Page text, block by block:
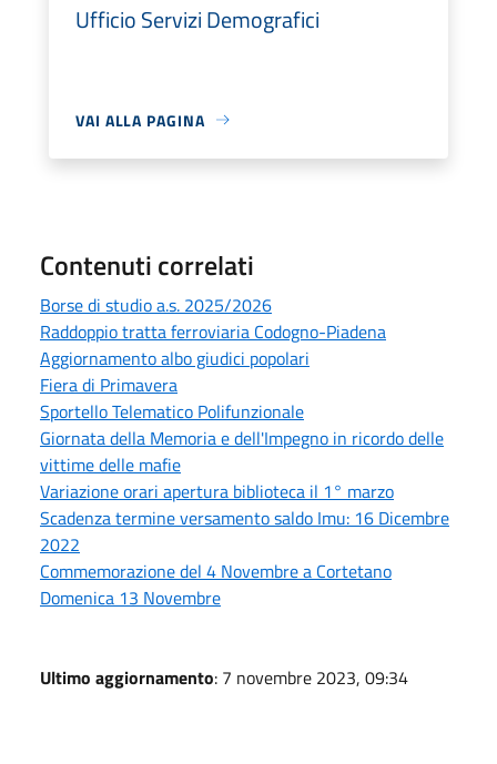
Ufficio Servizi Demografici
VAI ALLA PAGINA
Contenuti correlati
Borse di studio a.s. 2025/2026
Raddoppio tratta ferroviaria Codogno-Piadena
Aggiornamento albo giudici popolari
Fiera di Primavera
Sportello Telematico Polifunzionale
Giornata della Memoria e dell'Impegno in ricordo delle
vittime delle mafie
Variazione orari apertura biblioteca il 1° marzo
Scadenza termine versamento saldo Imu: 16 Dicembre
2022
Commemorazione del 4 Novembre a Cortetano
Domenica 13 Novembre
Ultimo aggiornamento: 7 novembre 2023, 09:34